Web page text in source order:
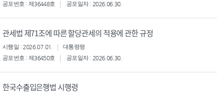
공포번호 : 제36448호
공포일자 : 2026.06.30.
관세법 제71조에 따른 할당관세의 적용에 관한 규정
시행일 : 2026.07.01.
대통령령
공포번호 : 제36450호
공포일자 : 2026.06.30.
한국수출입은행법 시행령